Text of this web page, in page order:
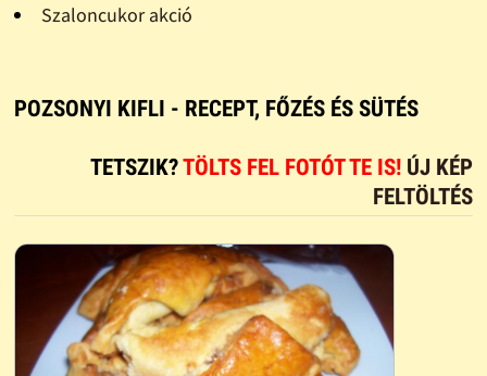
Szaloncukor akció
POZSONYI KIFLI - RECEPT, FŐZÉS ÉS SÜTÉS
TETSZIK?TÖLTS FEL FOTÓT TE IS! ÚJ KÉP
FELTÖLTÉS